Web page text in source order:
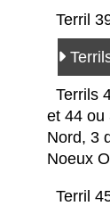
Terril
Terrils
et 44 ou
Nord, 3
Noeux
Terril